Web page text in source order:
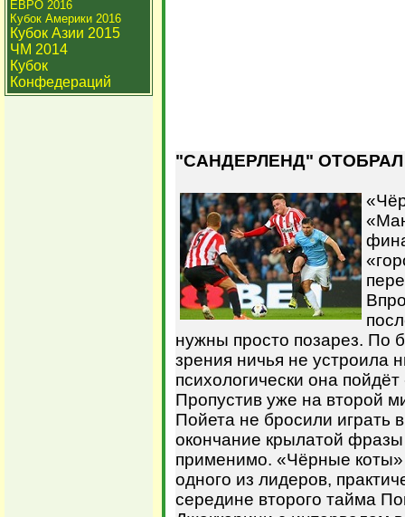
ЕВРО 2016
Кубок Америки 2016
Кубок Азии 2015
ЧМ 2014
Кубок
Конфедераций
"САНДЕРЛЕНД"
нужны просто позарез. По
зрения ничья не устроила
психологически она
Пропустив уже на второй
Пойета не бросили играть
окончание крылатой
применимо. «Чёрные
одного из лидеров,
середине второго тайма